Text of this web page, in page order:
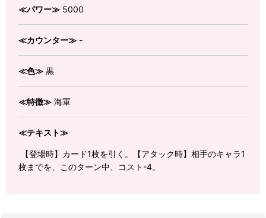
≪パワー≫ 5000
≪カウンター≫ -
≪色≫ 黒
≪特徴≫ 海軍
≪テキスト≫
【登場時】カード1枚を引く。【アタック時】相手のキャラ1
枚までを、このターン中、コスト-4。